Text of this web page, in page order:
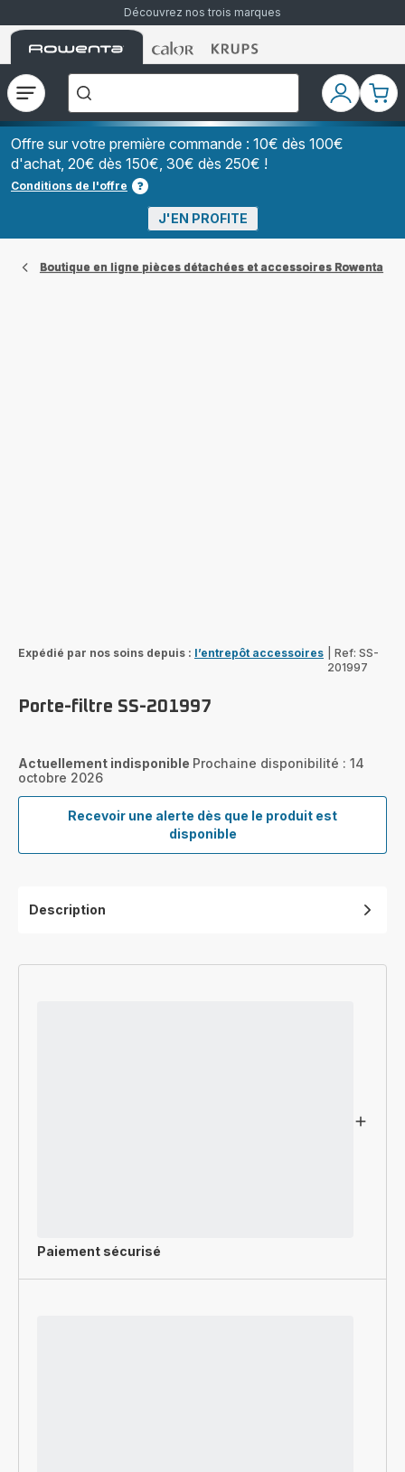
Découvrez nos trois marques
Accueil
Rowenta
Accueil
Rowenta
Accueil
Rowenta
Ouvrir
le
menu
recherchez-
vous
?","Aspirateurs
à
Grains","Centrales
Vapeurs","Sèche
Cheveux"]
Mon
compte
Mon
Offre sur votre première commande : 10€ dès 100€
d'achat, 20€ dès 150€, 30€ dès 250€ !
Conditions de l'offre
J'EN PROFITE
Boutique en ligne pièces détachées et accessoires Rowenta
Expédié par nos soins depuis : l’entrepôt accessoires
Ref: SS-
201997
Porte-filtre SS-201997
Actuellement indisponible Prochaine disponibilité : 14
octobre 2026
Recevoir une alerte dès que le produit est
disponible
Porte-
filtre
Description
Paiement sécurisé